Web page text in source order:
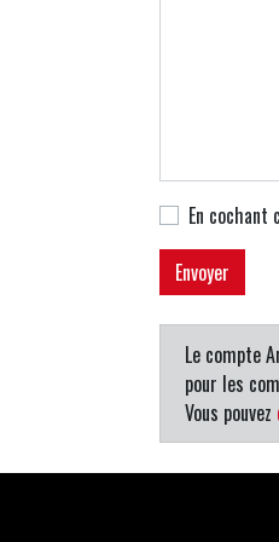
En
Le compte
pour les
Vous pouvez